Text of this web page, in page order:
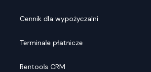
Cennik dla wypożyczalni
Terminale płatnicze
Rentools CRM